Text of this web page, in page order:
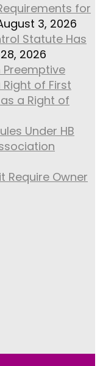
for
3, 2026
Statute Has
2026
of First
a Right of
Under HB
Require Owner